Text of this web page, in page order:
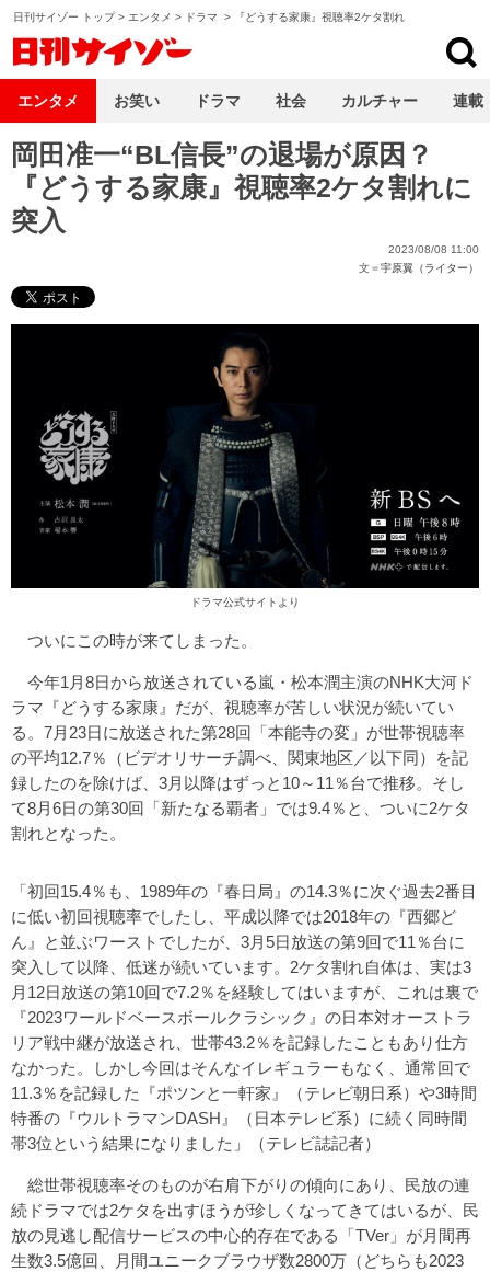
日刊サイゾー トップ> エンタメ > ドラマ > 『どうする家康』視聴率2ケタ割れ
岡田准一“BL信長”の退場が原因？
『どうする家康』視聴率2ケタ割れに
突入
2023/08/08 11:00
文＝宇原翼（ライター）
ドラマ公式サイト より
ついにこの時が来てしまった。
今年1月8日から放送されている嵐・松本潤主演のNHK大河ド
ラマ『どうする家康』だが、視聴率が苦しい状況が続いてい
る。7月23日に放送された第28回「本能寺の変」が世帯視聴率
の平均12.7％（ビデオリサーチ調べ、関東地区／以下同）を記
録したのを除けば、3月以降はずっと10～11％台で推移。そし
て8月6日の第30回「新たなる覇者」では9.4％と、ついに2ケタ
割れとなった。
「初回15.4％も、1989年の『春日局』の14.3％に次ぐ過去2番目
に低い初回視聴率でしたし、平成以降では2018年の『西郷ど
ん』と並ぶワーストでしたが、3月5日放送の第9回で11％台に
突入して以降、低迷が続いています。2ケタ割れ自体は、実は3
月12日放送の第10回で7.2％を経験してはいますが、これは裏で
『2023ワールドベースボールクラシック』の日本対オーストラ
リア戦中継が放送され、世帯43.2％を記録したこともあり仕方
なかった。しかし今回はそんなイレギュラーもなく、通常回で
11.3％を記録した『ポツンと一軒家』（テレビ朝日系）や3時間
特番の『ウルトラマンDASH』（日本テレビ系）に続く同時間
帯3位という結果になりました」（テレビ誌記者）
総世帯視聴率そのものが右肩下がりの傾向にあり、民放の連
続ドラマでは2ケタを出すほうが珍しくなってきてはいるが、民
放の見逃し配信サービスの中心的存在である「TVer」が月間再
生数3.5億回、月間ユニークブラウザ数2800万（どちらも2023
エンタメ お笑い ドラマ 社会 カルチャー 連載